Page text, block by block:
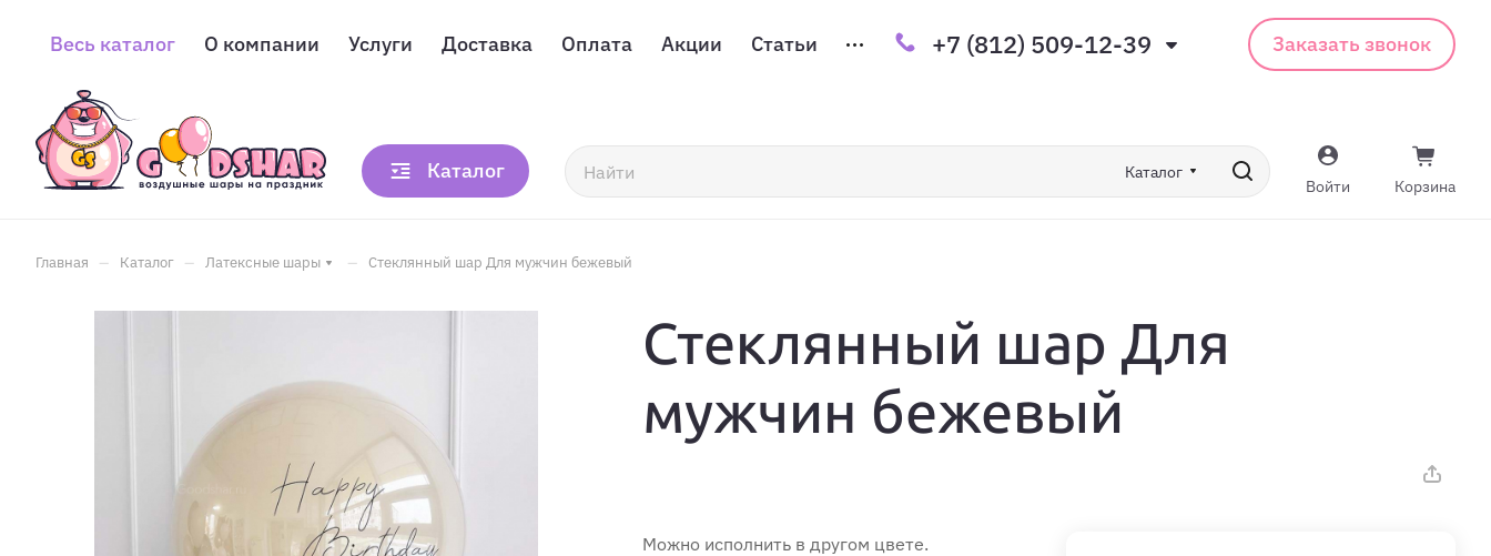
Весь каталог О компании Услуги Доставка Оплата Акции Статьи +7 (812) 509-12-39 Заказать звонок
Каталог Каталог
Войти Корзина
Главная – Каталог – Латексные шары – Стеклянный шар Для мужчин бежевый
Стеклянный шар Для
мужчин бежевый
Можно исполнить в другом цвете.